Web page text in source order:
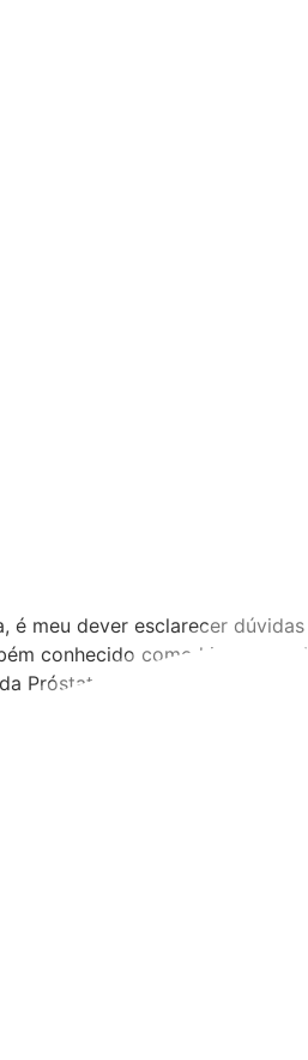
meu dever esclarecer
conhecido como
Próstata Aumentada A